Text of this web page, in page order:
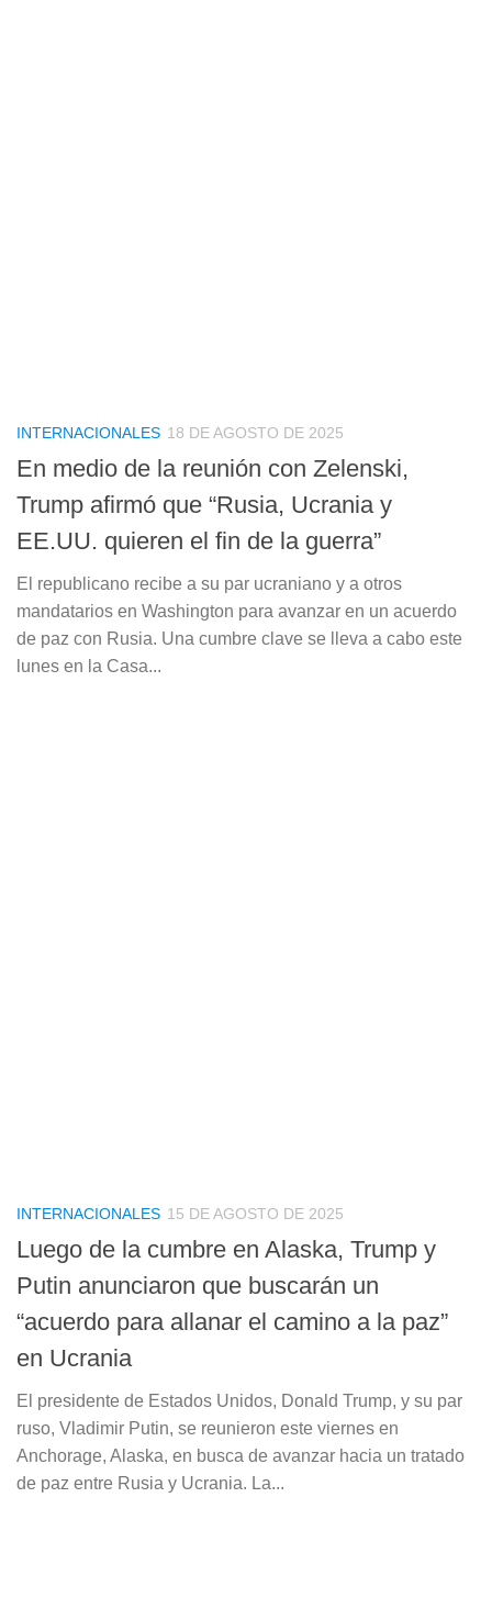
INTERNACIONALES 18 DE AGOSTO DE 2025
En medio de la reunión con Zelenski,
Trump afirmó que “Rusia, Ucrania y
EE.UU. quieren el fin de la guerra”
El republicano recibe a su par ucraniano y a otros
mandatarios en Washington para avanzar en un acuerdo
de paz con Rusia. Una cumbre clave se lleva a cabo este
lunes en la Casa...
INTERNACIONALES 15 DE AGOSTO DE 2025
Luego de la cumbre en Alaska, Trump y
Putin anunciaron que buscarán un
“acuerdo para allanar el camino a la paz”
en Ucrania
El presidente de Estados Unidos, Donald Trump, y su par
ruso, Vladimir Putin, se reunieron este viernes en
Anchorage, Alaska, en busca de avanzar hacia un tratado
de paz entre Rusia y Ucrania. La...